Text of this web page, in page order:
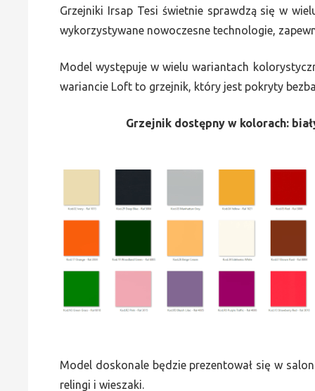
Grzejniki Irsap Tesi świetnie sprawdzą się w
wykorzystywane nowoczesne technologie,
Model występuje w wielu wariantach
wariancie Loft to grzejnik, który jest pokryty
Grzejnik dostępny w kolorach:
Model doskonale będzie prezentował się w
relingi i wieszaki.